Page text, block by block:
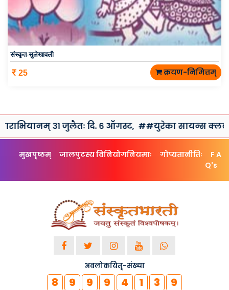
संस्कृत-सुलेखावली
25 क्रयण-निमित्तम्
३१ जुलैतः दि. ६ ऑगस्ट, ##युरेका सायन्स क्लब तथा
मुखपृष्ठम् जालपुटस्य विनियोगनियमाः गोप्यतानीतिः
F A
Q's
अवलोकयितृ-संख्या
8 9 9 9 4 1 3 9